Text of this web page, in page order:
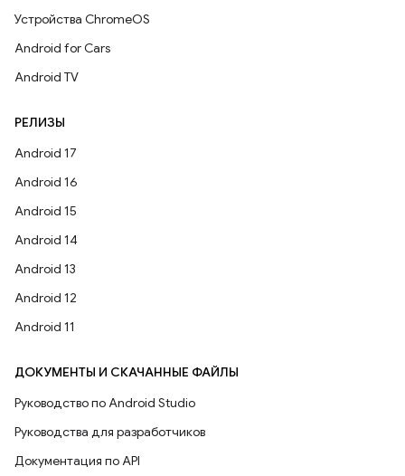
Устройства ChromeOS
Android for Cars
Android TV
РЕЛИЗЫ
Android 17
Android 16
Android 15
Android 14
Android 13
Android 12
Android 11
ДОКУМЕНТЫ И СКАЧАННЫЕ ФАЙЛЫ
Руководство по Android Studio
Руководства для разработчиков
Документация по API